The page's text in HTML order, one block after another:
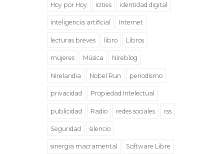
Hoy por Hoy icities identidad digital
inteligencia artificial Internet
lecturas breves libro Libros
mujeres Música Nireblog
Nirelandia Nobel Run periodismo
privacidad Propiedad Intelectual
publicidad Radio redes sociales rss
Seguridad silencio
sinergia macramental Software Libre